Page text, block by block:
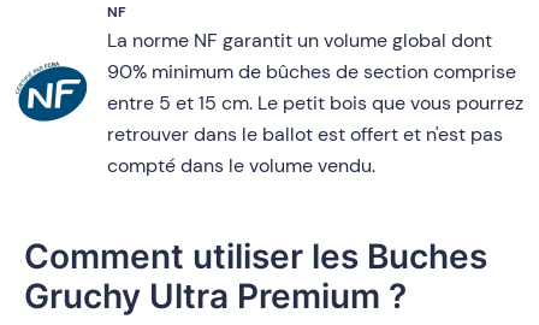
NF
La norme NF garantit un volume global dont
90% minimum de bûches de section comprise
entre 5 et 15 cm. Le petit bois que vous pourrez
retrouver dans le ballot est offert et n'est pas
compté dans le volume vendu.
Comment utiliser les Buches
Gruchy Ultra Premium ?